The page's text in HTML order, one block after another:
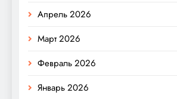
Апрель 2026
Март 2026
Февраль 2026
Январь 2026